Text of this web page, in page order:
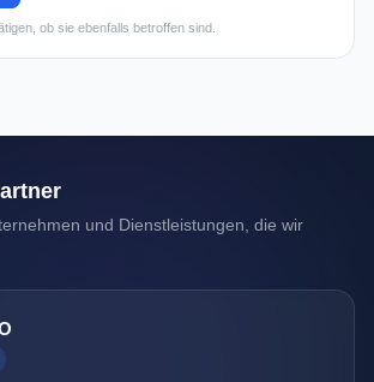
ob sie ebenfalls betroffen sind.
und Dienstleistungen, die wir